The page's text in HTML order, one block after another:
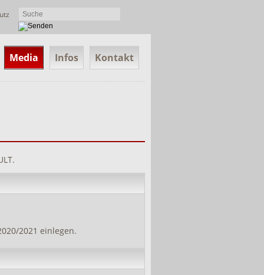
Media Infos Kontakt
2021 einlegen.